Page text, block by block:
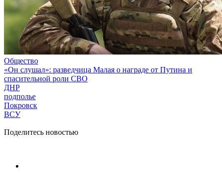
Общество
«Он слушал»: разведчица Малая о награде от Путина и
спасительной роли СВО
ДНР
подполье
Покровск
ВСУ
Поделитесь новостью